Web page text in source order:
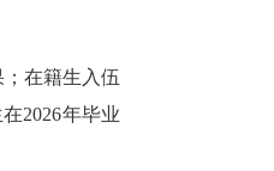
在籍生入伍
2026年毕业